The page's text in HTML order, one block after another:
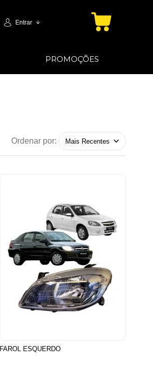
Entrar
PROMOÇÕES
Ordenar por:
FAROL ESQUERDO